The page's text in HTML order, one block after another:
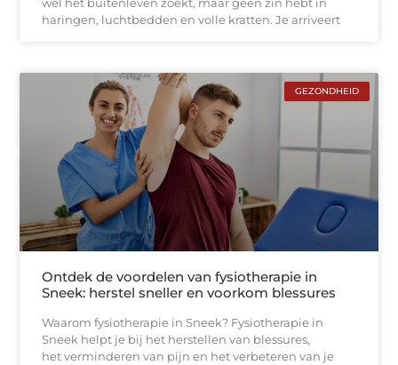
haringen, luchtbedden en volle kratten. Je arriveert
GEZONDHEID
Ontdek de voordelen van fysiotherapie in
Sneek: herstel sneller en voorkom blessures
Waarom fysiotherapie in Sneek? Fysiotherapie in
Sneek helpt je bij het herstellen van blessures,
het verminderen van pijn en het verbeteren van je